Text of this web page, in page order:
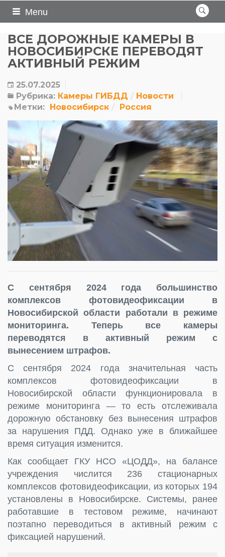
Menu
ВСЕ ДОРОЖНЫЕ КАМЕРЫ В
НОВОСИБИРСКЕ ПЕРЕВОДЯТ
АКТИВНЫЙ РЕЖИМ
25.07.2025
Рубрика: Камеры ГИБДД
Новости
Метки: Новосибирск Россия
С сентября 2024 года большинство
комплексов фотовидеофиксации в
Новосибирской области работали в режиме
мониторинга. Теперь все камеры
переводятся в активный режим с
вынесением штрафов.
С сентября 2024 года значительная часть
комплексов фотовидеофиксации в
Новосибирской области функционировала в
режиме мониторинга — то есть отслеживала
дорожную обстановку без вынесения штрафов
за нарушения ПДД. Однако уже в ближайшее
время ситуация изменится.
Как сообщает ГКУ НСО «ЦОДД», на балансе
учреждения числится 236 стационарных
комплексов фотовидеофиксации, из которых 194
установлены в Новосибирске. Системы, ранее
работавшие в тестовом режиме, начинают
поэтапно переводиться в активный режим с
фиксацией нарушений.